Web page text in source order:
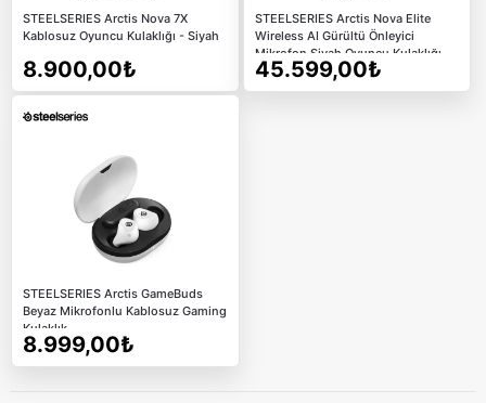
STEELSERIES Arctis Nova 7X
Kablosuz Oyuncu Kulaklığı - Siyah
8.900,00₺
STEELSERIES Arctis Nova Elite
Wireless AI Gürültü Önleyici
Mikrofon Siyah Oyuncu Kulaklığı
45.599,00₺
STEELSERIES Arctis GameBuds
Beyaz Mikrofonlu Kablosuz Gaming
Kulaklık
8.999,00₺